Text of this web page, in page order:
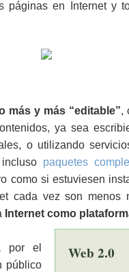
páginas en Internet y
más y más “editable”,
ya sea
o utilizando
paquetes
como si estuviesen
cada vez son menos
Internet como
Web 2.0
por el
público